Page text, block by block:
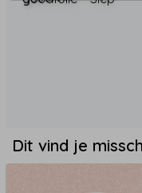
Dit vind je